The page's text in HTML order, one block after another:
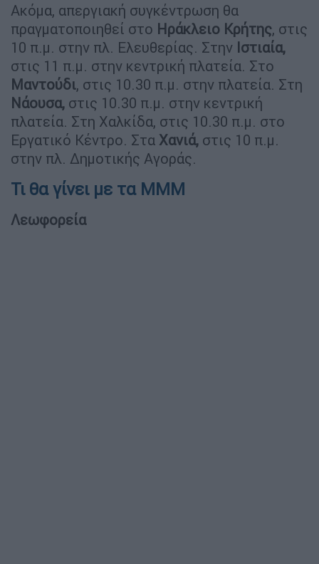
Ακόμα, απεργιακή συγκέντρωση θα
πραγματοποιηθεί στο Ηράκλειο Κρήτης, στις
10 π.μ. στην πλ. Ελευθερίας. Στην Ιστιαία,
στις 11 π.μ. στην κεντρική πλατεία. Στο
Μαντούδι, στις 10.30 π.μ. στην πλατεία. Στη
Νάουσα, στις 10.30 π.μ. στην κεντρική
πλατεία. Στη Χαλκίδα, στις 10.30 π.μ. στο
Εργατικό Κέντρο. Στα Χανιά, στις 10 π.μ.
στην πλ. Δημοτικής Αγοράς.
Τι θα γίνει με τα ΜΜΜ
Λεωφορεία